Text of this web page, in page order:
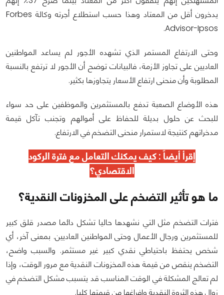
يدخرون أقل من المعتاد وهذا حسب استطلاع أجرته وكالة Forbes
Advisor-Ipsos.
وحتى الارتفاع المستمر الذي تشهده الأجور لم يساعد المواطنين
العاديين على تجاوز الأزمة، فالبيانات توضح أن الأجور لا ترتفع بالنسبة
المطلوبة وأن منحنى ارتفاع الأسعار يتجاوزها بكثير.
هذه الأوضاع الصعبة تدفع بالمستثمرين والموظفين على حد سواء
للبحث عن حلول بديلة للحفاظ على أموالهم وتجنب تآكل قيمة
مدخراتهم كنتيجة لاستمرار منحنى التضخم في الارتفاع.
إقرأ أيضاً : كيف يمكنكالتعامل مع فترة الركود
الاقتصادي؟
ما هو تأثير التضخم على المخزونات النقدية؟
فترات التضخم مثل التي نشهدها حاليا تشكل دائما مصدر قلق كبير
للمستثمرين ورجال الأعمال وحتى المواطنين العاديين. بمعنى آخر، أي
شخص يحتفظ باحتياطي نقدي كبير غير مستثمر. والسبب واضح،
التضخم ينقص من قيمة هذه المخزونات النقدية مع مرور الوقت، وإذا
لم تعالج المشكلة في الوقت المناسب قد يتسبب مشكل التضخم في
زوال هذه الثروة النقدية وإفراغها من قيمتها كليا.